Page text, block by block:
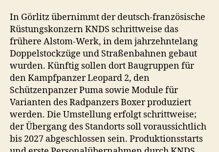
In Görlitz übernimmt der deutsch-französische
Rüstungskonzern KNDS schrittweise das
frühere Alstom-Werk, in dem jahrzehntelang
Doppelstockzüge und Straßenbahnen gebaut
wurden. Künftig sollen dort Baugruppen für
den Kampfpanzer Leopard 2, den
Schützenpanzer Puma sowie Module für
Varianten des Radpanzers Boxer produziert
werden. Die Umstellung erfolgt schrittweise;
der Übergang des Standorts soll voraussichtlich
bis 2027 abgeschlossen sein. Produktionsstarts